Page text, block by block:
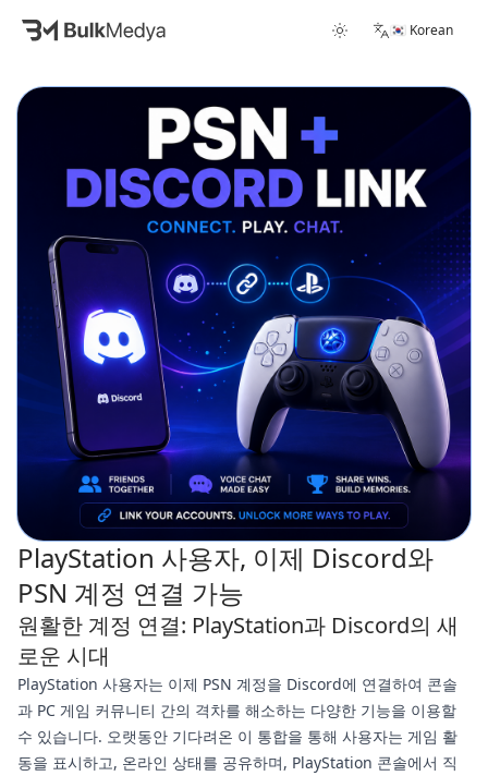
🇰🇷 Korean
PlayStation 사용자, 이제 Discord와
PSN 계정 연결 가능
원활한 계정 연결: PlayStation과 Discord의 새
로운 시대
PlayStation 사용자는 이제 PSN 계정을 Discord에 연결하여 콘솔
과 PC 게임 커뮤니티 간의 격차를 해소하는 다양한 기능을 이용할
수 있습니다. 오랫동안 기다려온 이 통합을 통해 사용자는 게임 활
동을 표시하고, 온라인 상태를 공유하며, PlayStation 콘솔에서 직